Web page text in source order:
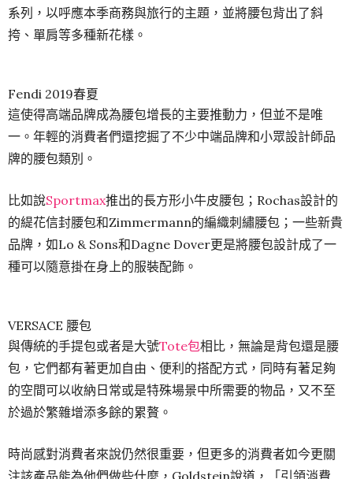
系列，以呼應本季商務與旅行的主題，並將腰包背出了斜
挎、單肩等多種新花樣。
Fendi 2019春夏
這使得高端品牌成為腰包增長的主要推動力，但並不是唯
一。年輕的消費者們還挖掘了不少中端品牌和小眾設計師品
牌的腰包類別。
比如說Sportmax推出的長方形小牛皮腰包；Rochas設計的
的緹花信封腰包和Zimmermann的編織刺繡腰包；一些新貴
品牌，如Lo & Sons和Dagne Dover更是將腰包設計成了一
種可以隨意掛在身上的服裝配飾。
VERSACE 腰包
與傳統的手提包或者是大號Tote包相比，無論是背包還是腰
包，它們都有著更加自由、便利的搭配方式，同時有著足夠
的空間可以收納日常或是特殊場景中所需要的物品，又不至
於過於繁雜增添多餘的累贅。
時尚感對消費者來說仍然很重要，但更多的消費者如今更關